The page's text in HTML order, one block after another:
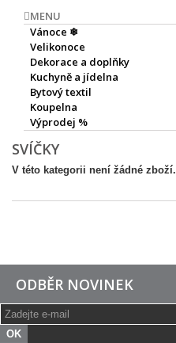
MENU
Vánoce ❄
Velikonoce
Dekorace a doplňky
Kuchyně a jídelna
Bytový textil
Koupelna
Výprodej %
SVÍČKY
V této kategorii není žádné zboží.
ODBĚR NOVINEK
OK